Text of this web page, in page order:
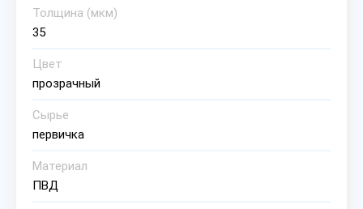
Толщина (мкм)
35
Цвет
прозрачный
Сырье
первичка
Материал
ПВД